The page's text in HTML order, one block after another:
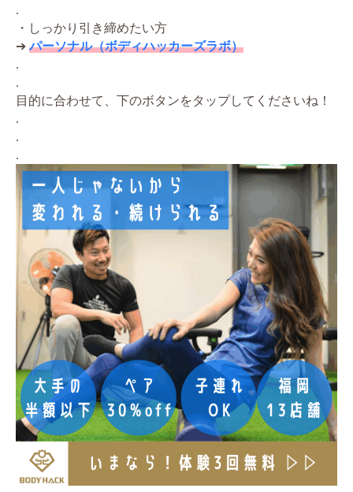
.
・しっかり引き締めたい方
➔パーソナル（ボディハッカーズラボ）
.
.
目的に合わせて、下のボタンをタップしてくださいね！
.
.
.